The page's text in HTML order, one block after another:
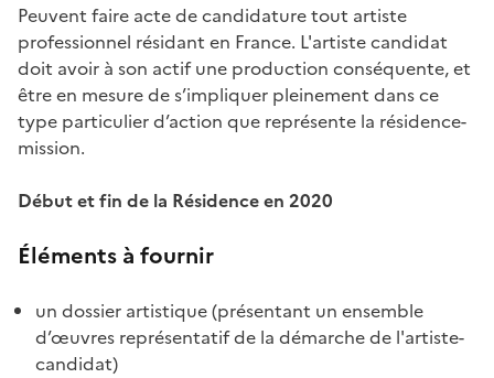
Peuvent faire acte de candidature tout artiste
professionnel résidant en France. L'artiste candidat
doit avoir à son actif une production conséquente, et
être en mesure de s’impliquer pleinement dans ce
type particulier d’action que représente la résidence-
mission.
Début et fin de la Résidence en 2020
Éléments à fournir
un dossier artistique (présentant un ensemble
d’œuvres représentatif de la démarche de l'artiste-
candidat)